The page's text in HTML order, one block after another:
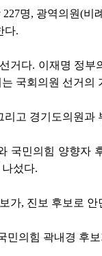
명, 광역의원(비
다.
거다. 이재명 정
국회의원 선거의
고 경기도의원과
국민의힘 양향자
섰다.
가, 진보 후보로 안
민의힘 곽내경 후